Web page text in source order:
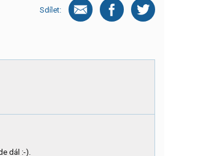
Sdílet:
dál :-).